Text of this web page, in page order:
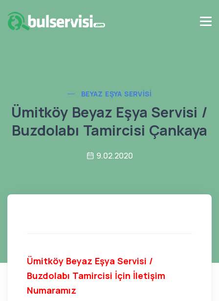
BEYAZ EŞYA SERVISI
Ümitköy Beyaz Eşya Servisi /
Buzdolabı Tamircisi Çankaya
9.02.2020
Ümitköy Beyaz Eşya Servisi /
Buzdolabı Tamircisi İçin İletişim
Numaramız